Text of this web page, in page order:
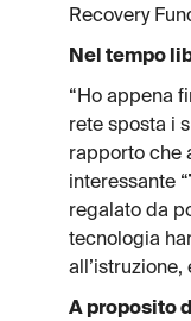
Recovery
Nel tempo
“Ho appena
rete sposta i
rapporto che
interessante “
regalato da
tecnologia
A proposito